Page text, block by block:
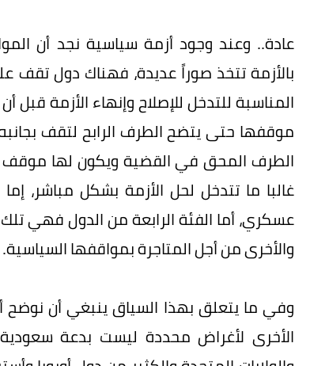
عادة.. وعند وجود أزمة سياسية نجد أن
بالأزمة تتخذ صوراً عديدة، فهناك دول تقف
المناسبة للتدخل للإصلاح وإنهاء الأزمة قبل
موقفها حتى يتضح الطرف الرابح لتقف
الطرف المحق في القضية ويكون لها موقف
غالبا ما تتدخل لحل الأزمة بشكل
عسكري، أما الفئة الرابعة من الدول فهي تلك
والأخرى من أجل المتاجرة بمواقفها السياسية.
وفي ما يتعلق بهذا السياق ينبغي أن نوضح
الأخرى لأغراض محددة ليست بدعة سعودية،